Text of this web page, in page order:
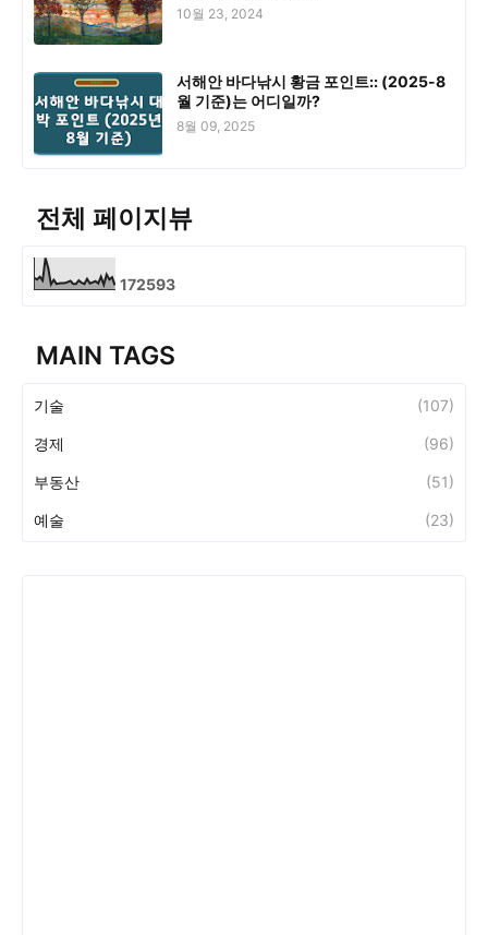
10월 23, 2024
서해안 바다낚시 황금 포인트:: (2025-8
월 기준)는 어디일까?
8월 09, 2025
전체 페이지뷰
172593
MAIN TAGS
기술 (107)
경제 (96)
부동산 (51)
예술 (23)